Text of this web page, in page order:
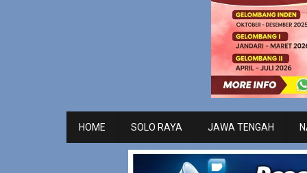
HOME SOLO RAYA JAWA TENGAH